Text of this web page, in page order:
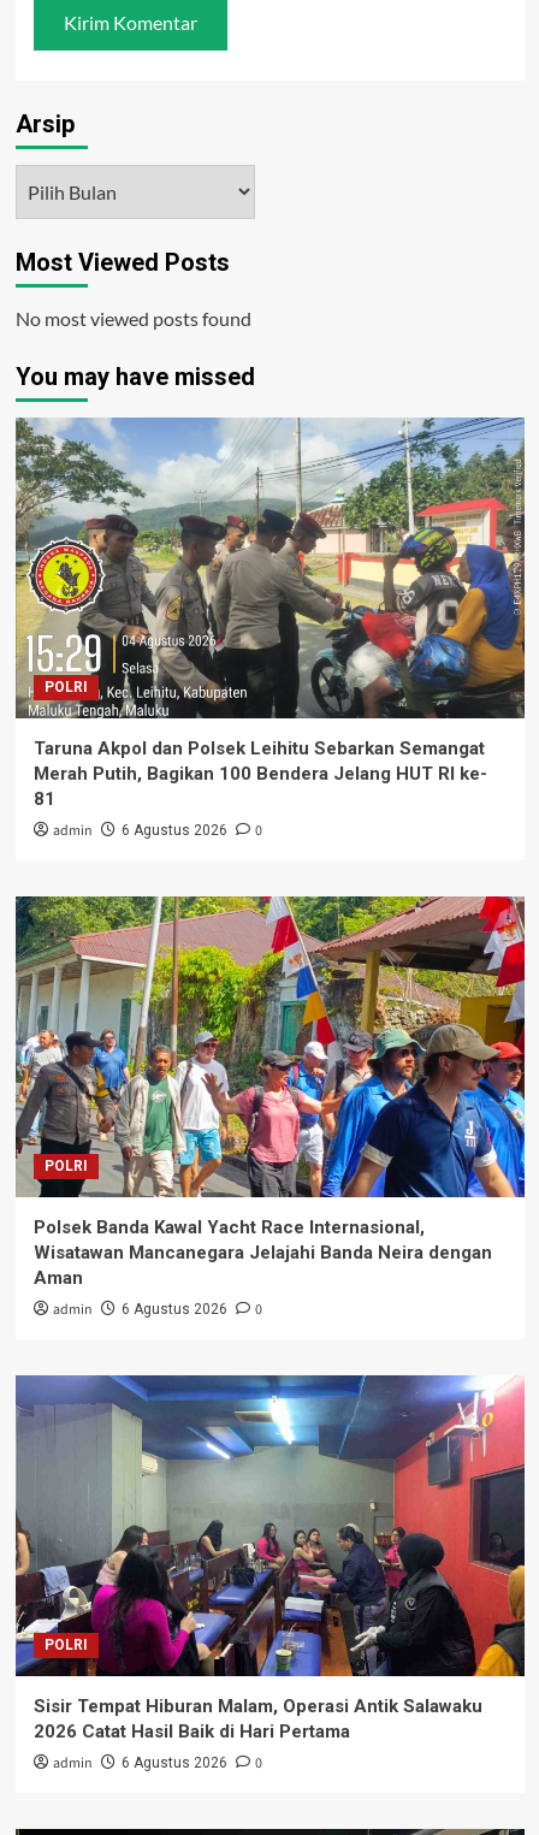
Arsip
Most Viewed Posts
No most viewed posts found
You may have missed
POLRI
Taruna Akpol dan Polsek Leihitu Sebarkan Semangat
Merah Putih, Bagikan 100 Bendera Jelang HUT RI ke-
81
admin 6 Agustus 2026 0
POLRI
Polsek Banda Kawal Yacht Race Internasional,
Wisatawan Mancanegara Jelajahi Banda Neira dengan
Aman
admin 6 Agustus 2026 0
POLRI
Sisir Tempat Hiburan Malam, Operasi Antik Salawaku
2026 Catat Hasil Baik di Hari Pertama
admin 6 Agustus 2026 0